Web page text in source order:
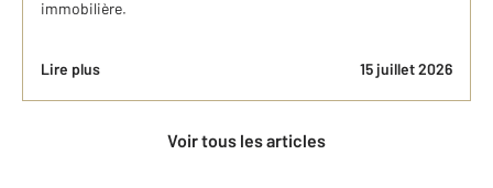
immobilière.
Lire plus 15 juillet 2026
Voir tous les articles